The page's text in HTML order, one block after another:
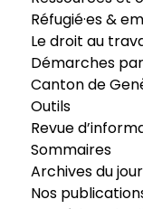
Réfugié·es &
Le droit au
Démarches
Canton de
Outils
Revue
Sommaires
Archives du
Nos